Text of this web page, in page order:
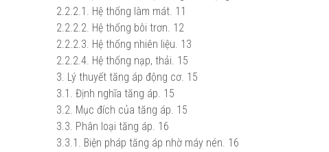
2.2.2.1. Hệ thống làm mát. 11
2.2.2.2. Hệ thống bôi trơn. 12
2.2.2.3. Hệ thống nhiên liệu. 13
2.2.2.4. Hệ thống nạp, thải. 15
3. Lý thuyết tăng áp động cơ. 15
3.1. Định nghĩa tăng áp. 15
3.2. Mục đích của tăng áp. 15
3.3. Phân loại tăng áp. 16
3.3.1. Biện pháp tăng áp nhờ máy nén. 16